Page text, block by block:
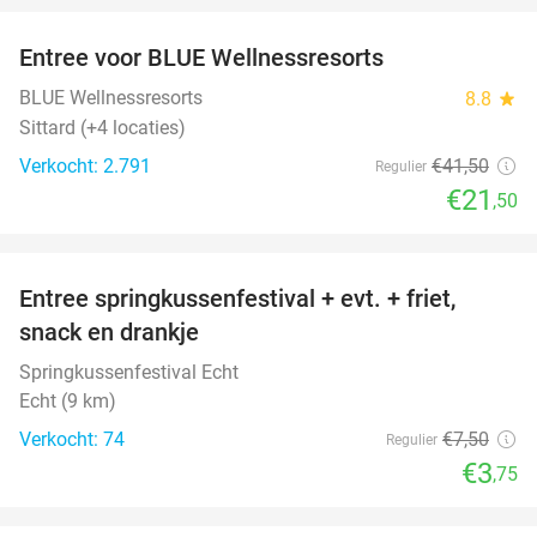
Entree voor BLUE Wellnessresorts
BLUE Wellnessresorts 8.8 star
Sittard (+4 locaties)
Verkocht: 2.791
Regulier €41,50
€21 ,50
Entree springkussenfestival + evt. + friet,
snack en drankje
Springkussenfestival Echt
Echt (9 km)
Verkocht: 74
Regulier €7,50
€3,75